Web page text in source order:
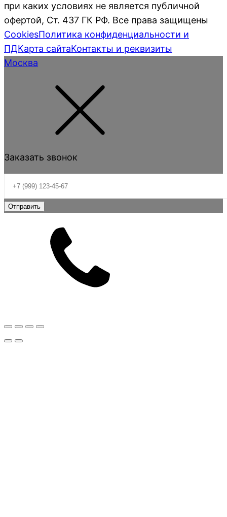
при каких условиях не является публичной
офертой, Ст. 437 ГК РФ. Все права защищены
CookiesПолитика конфиденциальности и
ПДКарта сайтаКонтакты и реквизиты
Москва
Заказать звонок